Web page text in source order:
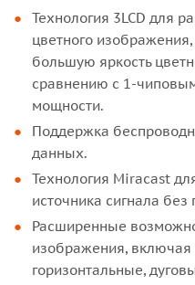
Технология 3LCD для
цветного
большую яркость
сравнению с 1-
мощности.
Поддержка
данных.
Технология Miracast
источника сигнала без
Расширенные
изображения, включая
горизонтальные,